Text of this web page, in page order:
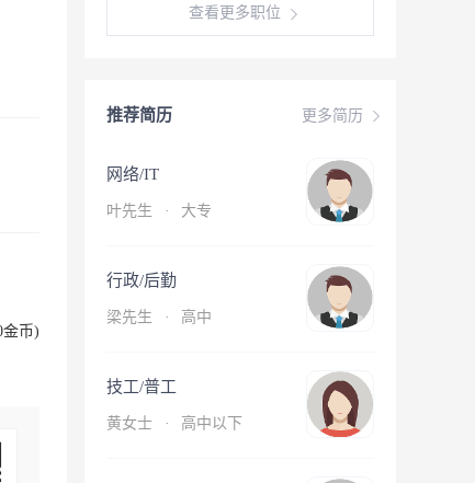
金币)
查看更多职位
更多简历
推荐简历
网络/IT
叶先生 · 大专
行政/后勤
梁先生 · 高中
技工/普工
黄女士 · 高中以下